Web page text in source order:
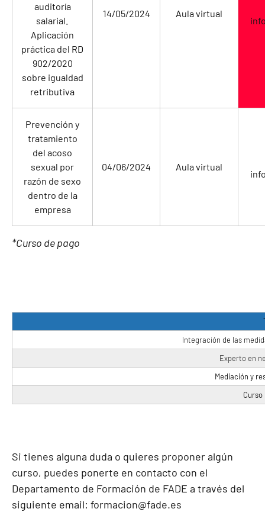
auditoría
salarial.
Aplicación
práctica del RD
902/2020
sobre igualdad
retributiva
14/05/2024 Aula virtual
Prevención y
tratamiento
del acoso
sexual por
razón de sexo
dentro de la
empresa
04/06/2024 Aula virtual
*Curso de pago
Integración de las
Experto en
Mediación y
Curso
Si tienes alguna duda o quieres proponer algún
curso, puedes ponerte en contacto con el
Departamento de Formación de FADE a través del
siguiente email: formacion@fade.es